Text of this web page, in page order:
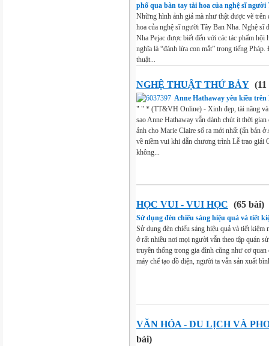
phố qua bàn tay tài hoa của nghệ sĩ người
Những hình ảnh giả mà như thật được vẽ trên
hoa của nghệ sĩ người Tây Ban Nha. Nghệ sĩ
Nha Pejac được biết đến với các tác phẩm hội
nghĩa là “đánh lừa con mắt” trong tiếng
thuật...
NGHỆ THUẬT THỨ BẢY
Anne Hathaway yêu kiều trên
" " * (TT&VH Online) - Xinh đẹp, tài năng và
sao Anne Hathaway vẫn dành chút ít thời
ảnh cho Marie Claire số ra mới nhất (ấn bản
về niềm vui khi dẫn chương trình Lễ trao giải
không...
HỌC VUI - VUI HỌC (65 bài)
Sử dụng đèn chiếu sáng hiệu quả và tiết
Sử dụng đèn chiếu sáng hiệu quả và tiết
ở rất nhiều nơi mọi người vẫn theo tập quán
truyền thống trong gia đình cũng như cơ
máy chế tạo đồ điện, người ta vẫn sản xuất
VĂN HÓA - DU LỊCH VÀ
bài)